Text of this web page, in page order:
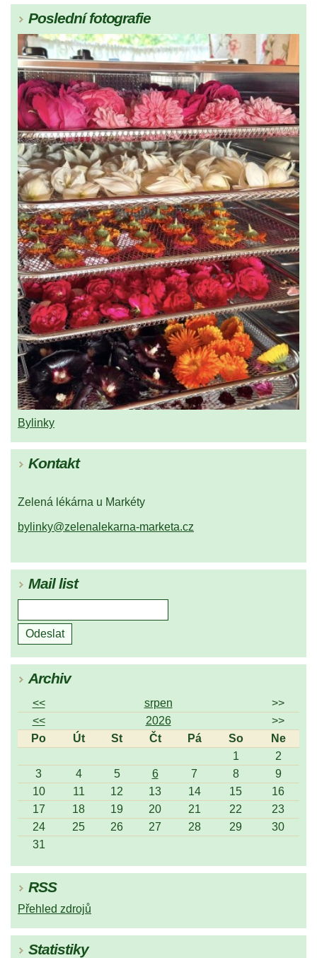
Poslední fotografie
Bylinky
Kontakt
Zelená lékárna u Markéty
bylinky@zelenalekarna-marketa.cz
Mail list
Archiv
<< srpen
>>
<<
2026
>>
Po
Út St Čt Pá So
Ne
1
2
3
4 5 6 7 8
9
10
11 12 13 14 15
16
17
18 19 20 21 22
23
24
25 26 27 28 29
30
31
RSS
Přehled zdrojů
Statistiky